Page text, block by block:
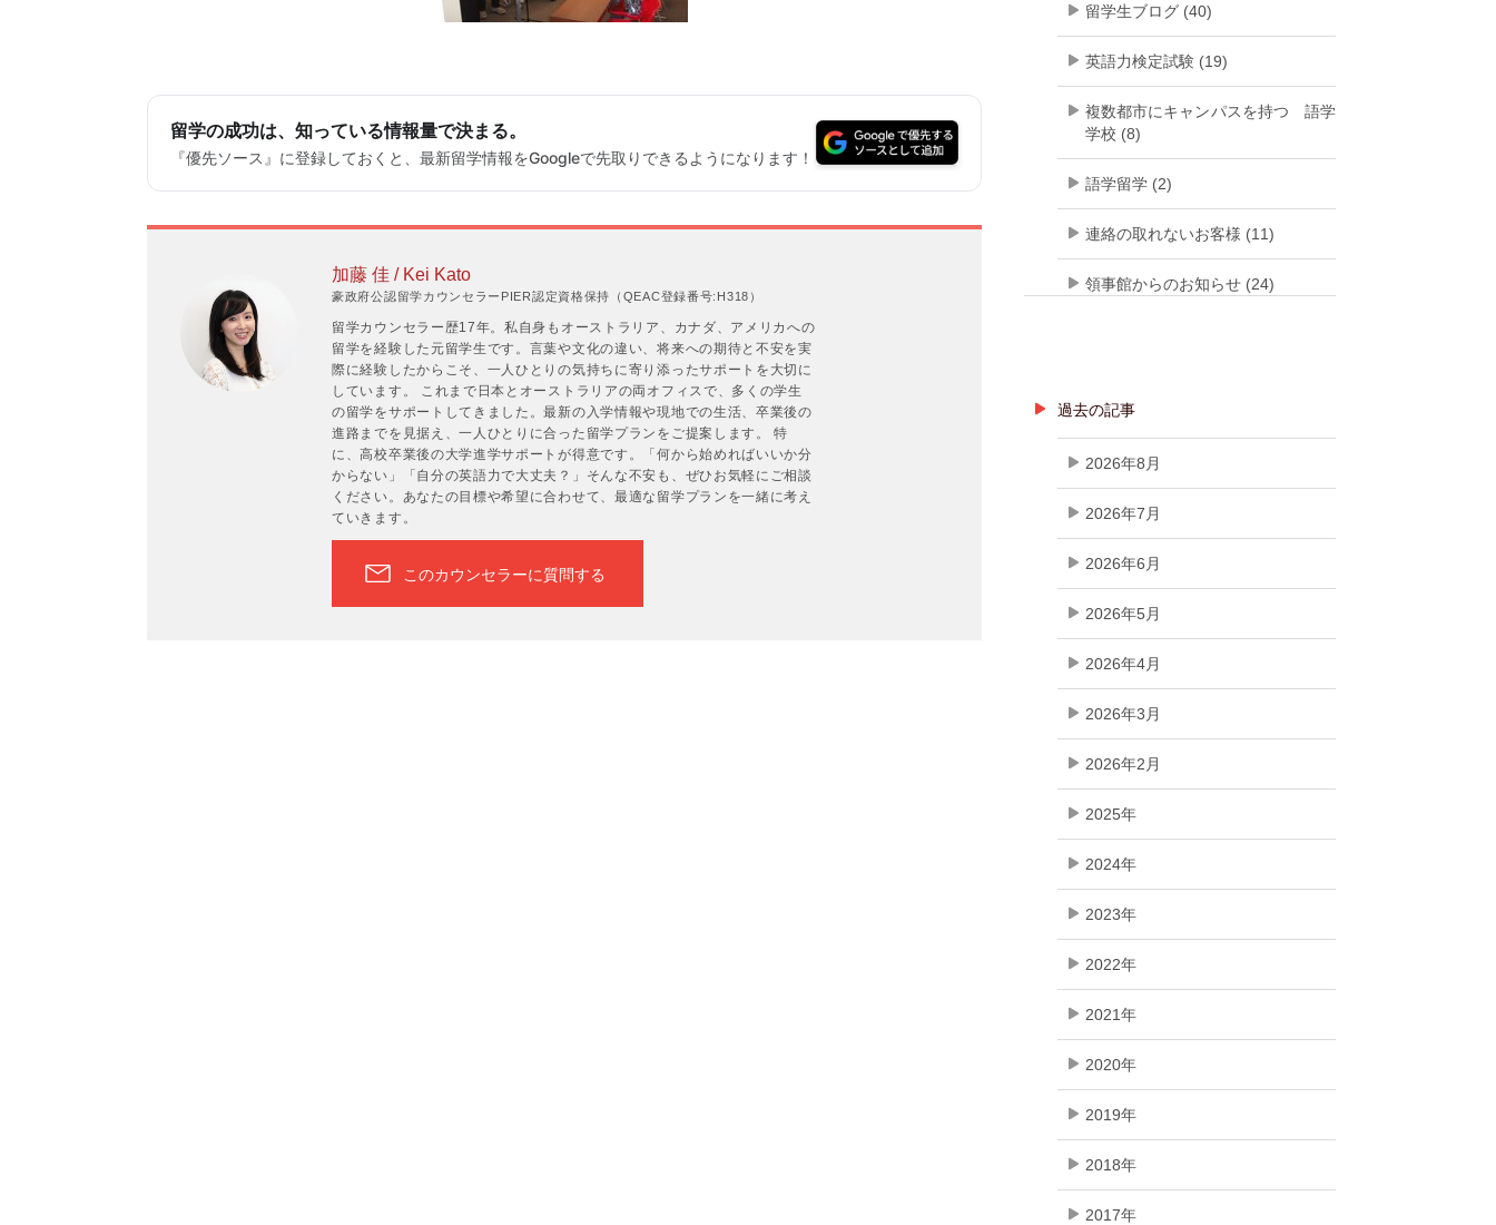
留学の成功は、知っている情報量で決まる。
『優先ソース』に登録しておくと、最新留学情報をGoogleで先取りできるようになります！
加藤 佳 / Kei Kato
豪政府公認留学カウンセラーPIER認定資格保持（QEAC登録番号:H318）
留学カウンセラー歴17年。私自身もオーストラリア、カナダ、アメリカへの
留学を経験した元留学生です。言葉や文化の違い、将来への期待と不安を実
際に経験したからこそ、一人ひとりの気持ちに寄り添ったサポートを大切に
しています。 これまで日本とオーストラリアの両オフィスで、多くの学生
の留学をサポートしてきました。最新の入学情報や現地での生活、卒業後の
進路までを見据え、一人ひとりに合った留学プランをご提案します。 特
に、高校卒業後の大学進学サポートが得意です。「何から始めればいいか分
からない」「自分の英語力で大丈夫？」そんな不安も、ぜひお気軽にご相談
ください。あなたの目標や希望に合わせて、最適な留学プランを一緒に考え
ていきます。
このカウンセラーに質問する
留学生ブログ (40)
英語力検定試験 (19)
複数都市にキャンパスを持つ 語学
学校 (8)
語学留学 (2)
連絡の取れないお客様 (11)
領事館からのお知らせ (24)
過去の記事
2026年8月
2026年7月
2026年6月
2026年5月
2026年4月
2026年3月
2026年2月
2025年
2024年
2023年
2022年
2021年
2020年
2019年
2018年
2017年